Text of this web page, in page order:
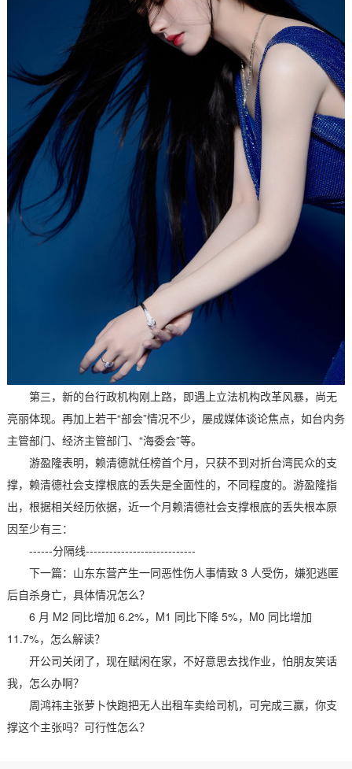
第三，新的台行政机构刚上路，即遇上立法机构改革风暴，尚无
亮丽体现。再加上若干“部会”情况不少，屡成媒体谈论焦点，如台内务
主管部门、经济主管部门、“海委会”等。
游盈隆表明，赖清德就任榜首个月，只获不到对折台湾民众的支
撑，赖清德社会支撑根底的丢失是全面性的，不同程度的。游盈隆指
出，根据相关经历依据，近一个月赖清德社会支撑根底的丢失根本原
因至少有三：
------分隔线----------------------------
下一篇：山东东营产生一同恶性伤人事情致 3 人受伤，嫌犯逃匿
后自杀身亡，具体情况怎么？
6 月 M2 同比增加 6.2%，M1 同比下降 5%，M0 同比增加
11.7%，怎么解读？
开公司关闭了，现在赋闲在家，不好意思去找作业，怕朋友笑话
我，怎么办啊？
周鸿祎主张萝卜快跑把无人出租车卖给司机，可完成三赢，你支
撑这个主张吗？可行性怎么？